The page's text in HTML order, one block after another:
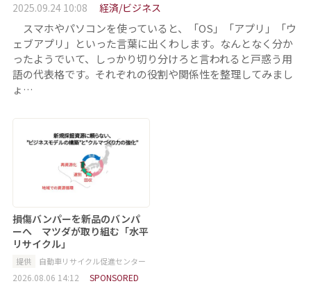
2025.09.24 10:08 経済/ビジネス
スマホやパソコンを使っていると、「OS」「アプリ」「ウ
ェブアプリ」といった言葉に出くわします。なんとなく分か
ったようでいて、しっかり切り分けろと言われると戸惑う用
語の代表格です。それぞれの役割や関係性を整理してみまし
ょ…
損傷バンパーを新品のバンパ
ーへ マツダが取り組む「水平
リサイクル」
提供 自動車リサイクル促進センター
2026.08.06 14:12 SPONSORED